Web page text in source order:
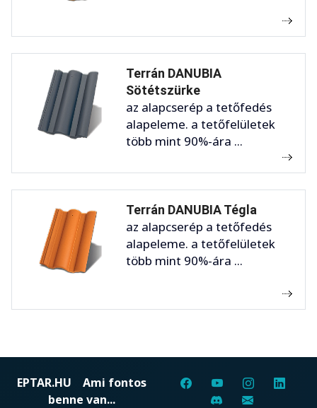
Terrán DANUBIA
Sötétszürke
az alapcserép a tetőfedés
alapeleme. a tetőfelületek
több mint 90%-ára ...
Terrán DANUBIA Tégla
az alapcserép a tetőfedés
alapeleme. a tetőfelületek
több mint 90%-ára ...
EPTAR.HU Ami fontos
benne van...